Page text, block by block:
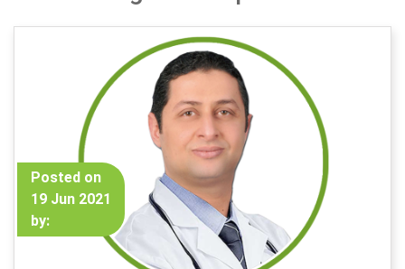
Posted on
19 Jun 2021
by: